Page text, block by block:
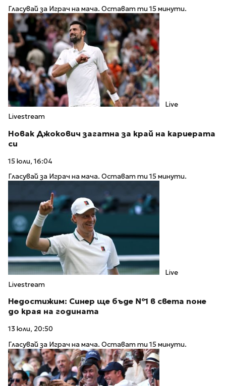
Гласувай за Играч на мача. Остават ти 15 минути.
Live
Livestream
Новак Джокович загатна за край на кариерата
си
15 юли, 16:04
Гласувай за Играч на мача. Остават ти 15 минути.
Live
Livestream
Недостижим: Синер ще бъде №1 в света поне
до края на годината
13 юли, 20:50
Гласувай за Играч на мача. Остават ти 15 минути.